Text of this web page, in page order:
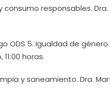
consumo responsables.
ODS 5. Igualdad de
horas.
y saneamiento. Dra.